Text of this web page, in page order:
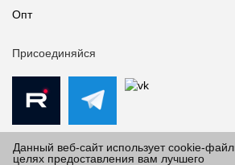
Опт
Присоединяйся
Данный веб-сайт использует cookie-
целях предоставления вам лучшего